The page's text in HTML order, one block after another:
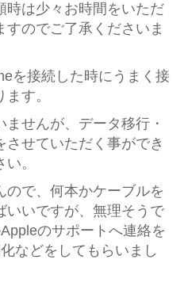
時は少々お時間をいただ
すのでご了承くださいま
を接続した時にうまく接
す。
せんが、データ移行・
せていただく事ができ
。
ので、何本かケーブルを
いいですが、無理そうで
のサポートへ連絡を
などをしてもらいまし